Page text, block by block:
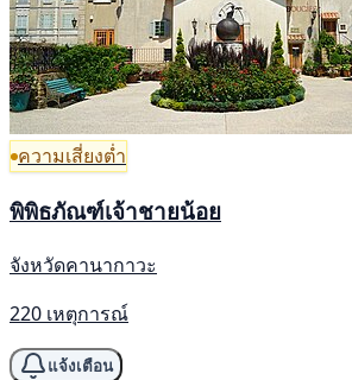
ความเสี่ยงต่ำ
พิพิธภัณฑ์เจ้าชายน้อย
จังหวัดคานากาวะ
220 เหตุการณ์
แจ้งเตือน